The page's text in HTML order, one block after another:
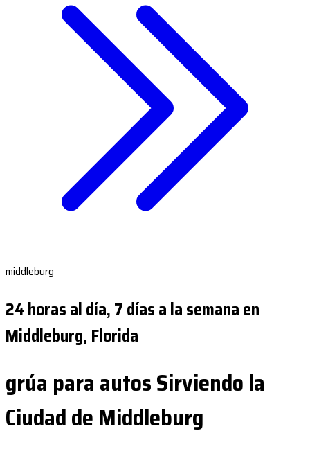
middleburg
24 horas al día, 7 días a la semana en
Middleburg, Florida
grúa para autos Sirviendo la
Ciudad de Middleburg